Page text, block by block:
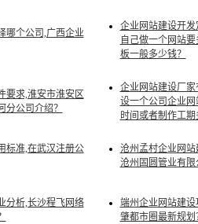
哪个公司,广西企业
企业网站建设开发
自己做一个网站
板一般多少钱？
要求,淮安市淮安区
分公司介绍？
企业网站建设厂家
设一个公司企业网
时间或者制作工期
标准,在武汉注册公
沧州孟村企业网站
沧州固圆管业有限
分析,长沙程飞网络
端州企业网站建设
肇都市圈最新规划